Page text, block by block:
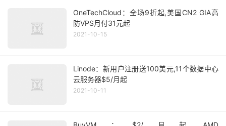
OneTechCloud：全场9折起,美国CN2 GIA高
防VPS月付31元起
2021-10-15
Linode：新用户注册送100美元,11个数据中心
云服务器$5/月起
2021-10-11